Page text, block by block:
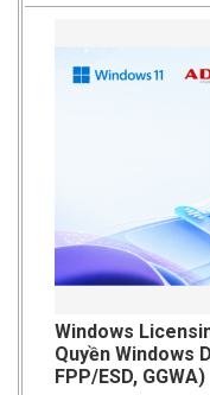
Windows
Quyền Windows
FPP/ESD, GGWA)